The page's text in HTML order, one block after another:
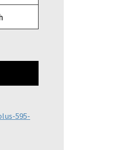
595-